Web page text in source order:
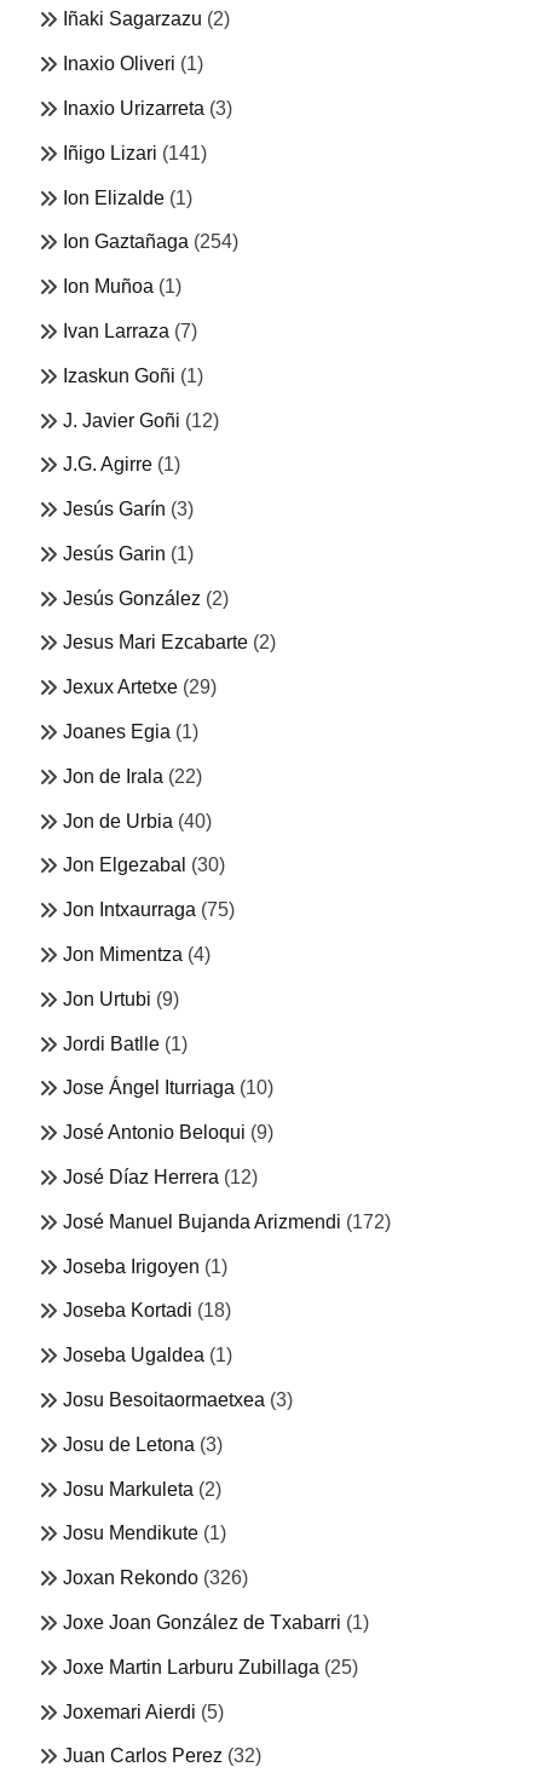
Iñaki Sagarzazu (2)
Inaxio Oliveri (1)
Inaxio Urizarreta (3)
Iñigo Lizari (141)
Ion Elizalde (1)
Ion Gaztañaga (254)
Ion Muñoa (1)
Ivan Larraza (7)
Izaskun Goñi (1)
J. Javier Goñi (12)
J.G. Agirre (1)
Jesús Garín (3)
Jesús Garin (1)
Jesús González (2)
Jesus Mari Ezcabarte (2)
Jexux Artetxe (29)
Joanes Egia (1)
Jon de Irala (22)
Jon de Urbia (40)
Jon Elgezabal (30)
Jon Intxaurraga (75)
Jon Mimentza (4)
Jon Urtubi (9)
Jordi Batlle (1)
Jose Ángel Iturriaga (10)
José Antonio Beloqui (9)
José Díaz Herrera (12)
José Manuel Bujanda Arizmendi (172)
Joseba Irigoyen (1)
Joseba Kortadi (18)
Joseba Ugaldea (1)
Josu Besoitaormaetxea (3)
Josu de Letona (3)
Josu Markuleta (2)
Josu Mendikute (1)
Joxan Rekondo (326)
Joxe Joan González de Txabarri (1)
Joxe Martin Larburu Zubillaga (25)
Joxemari Aierdi (5)
Juan Carlos Perez (32)